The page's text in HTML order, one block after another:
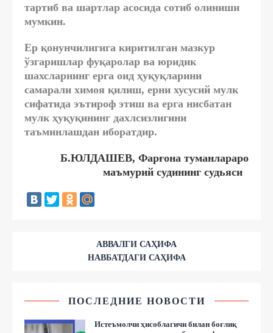
тартиб ва шартлар асосида сотиб олиниши
мумкин.
Ер қонунчилигига киритилган мазкур
ўзгаришлар фуқаролар ва юридик
шахсларнинг ерга оид ҳуқуқларини
самарали химоя қилиш, ерни хусусий мулк
сифатида эътироф этиш ва ерга нисбатан
мулк ҳуқуқининг дахлсизлигини
таъминлашдан иборатдир.
Б.ЮЛДАШЕВ, Фарғона туманлараро
маъмурий судининг судьяси
АВВАЛГИ САҲИФА
НАВБАТДАГИ САҲИФА
ПОСЛЕДНИЕ НОВОСТИ
Истеъмолчи ҳисоблагичи билан боғлиқ